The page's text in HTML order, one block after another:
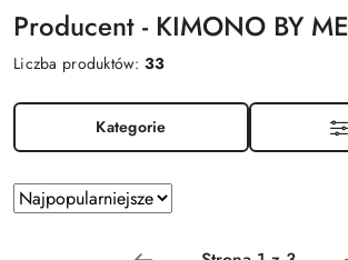
Producent - KIMONO BY ME
Liczba produktów:33
Kategorie
Zastosowano
sortowanie:
Najpopularniejsze.
Sortuj
według